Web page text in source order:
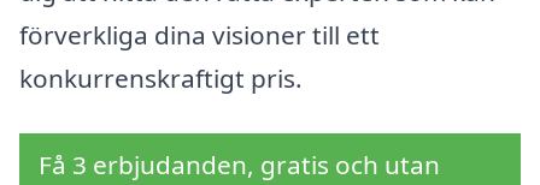
förverkliga dina visioner till ett
konkurrenskraftigt pris.
Få 3 erbjudanden, gratis och utan